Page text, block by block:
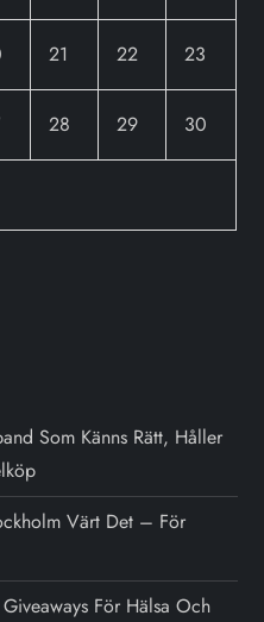
21 22 23
28 29 30
Som Känns Rätt, Håller
Värt Det – För
För Hälsa Och